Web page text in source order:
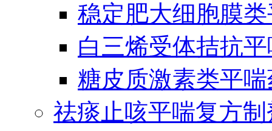
稳定肥大细胞膜
白三烯受体拮抗
糖皮质激素类平
祛痰止咳平喘复方制